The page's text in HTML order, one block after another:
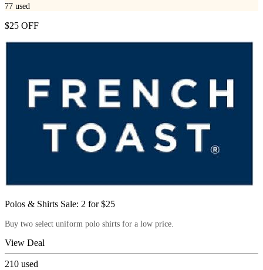
77 used
$25 OFF
Polos & Shirts Sale: 2 for $25
Buy two select uniform polo shirts for a low price.
View Deal
210 used